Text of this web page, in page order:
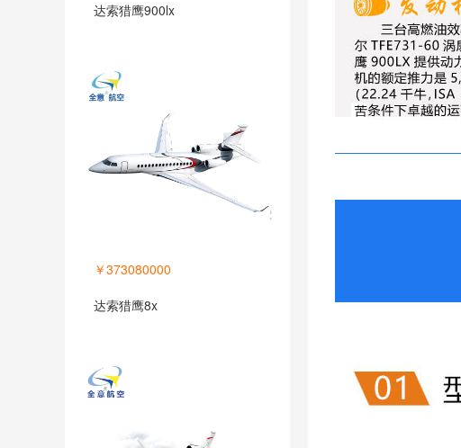
达索猎鹰900lx
￥373080000
达索猎鹰8x